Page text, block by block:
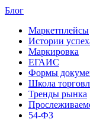
Блог
Маркетплейсы
Истории
Маркировка
ЕГАИС
Формы
Школа
Тренды рынка
54-ФЗ